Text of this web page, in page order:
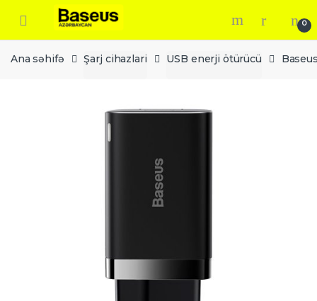
navigation
content
0
Ana səhifə Şarj cihazlari USB enerji ötürücü